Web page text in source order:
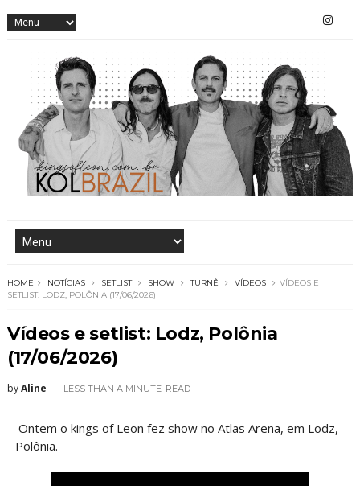
HOME NOTÍCIAS SETLIST SHOW TURNÊ VÍDEOS
VÍDEOS E
SETLIST: LODZ, POLÔNIA (17/06/2026)
Vídeos e setlist: Lodz, Polônia
(17/06/2026)
byAline LESS THAN A MINUTE READ
Ontem o kings of Leon fez show no Atlas Arena, em Lodz,
Polônia.